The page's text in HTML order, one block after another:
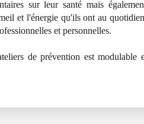
sur leur santé mais
et l'énergie qu'ils ont au
et personnelles.
de prévention est modulable